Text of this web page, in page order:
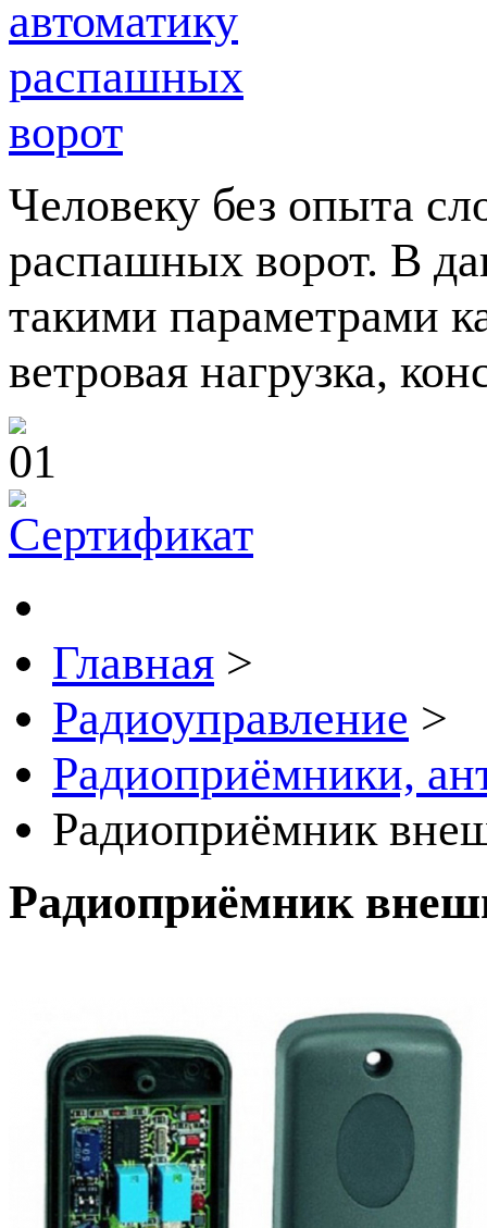
Человеку без опыта
распашных ворот. В
такими параметрами
ветровая нагрузка,
Главная >
Радиоуправление >
Радиоприёмники,
Радиоприёмник
Радиоприёмник